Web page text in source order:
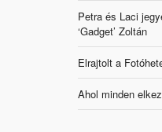
Petra és Laci
‘Gadget’ Zoltán
Elrajtolt a
Ahol minden